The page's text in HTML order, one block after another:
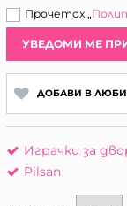
Прочетох „
УВЕДОМИ МЕ
ДОБАВИ В
Играчки за
Pilsan